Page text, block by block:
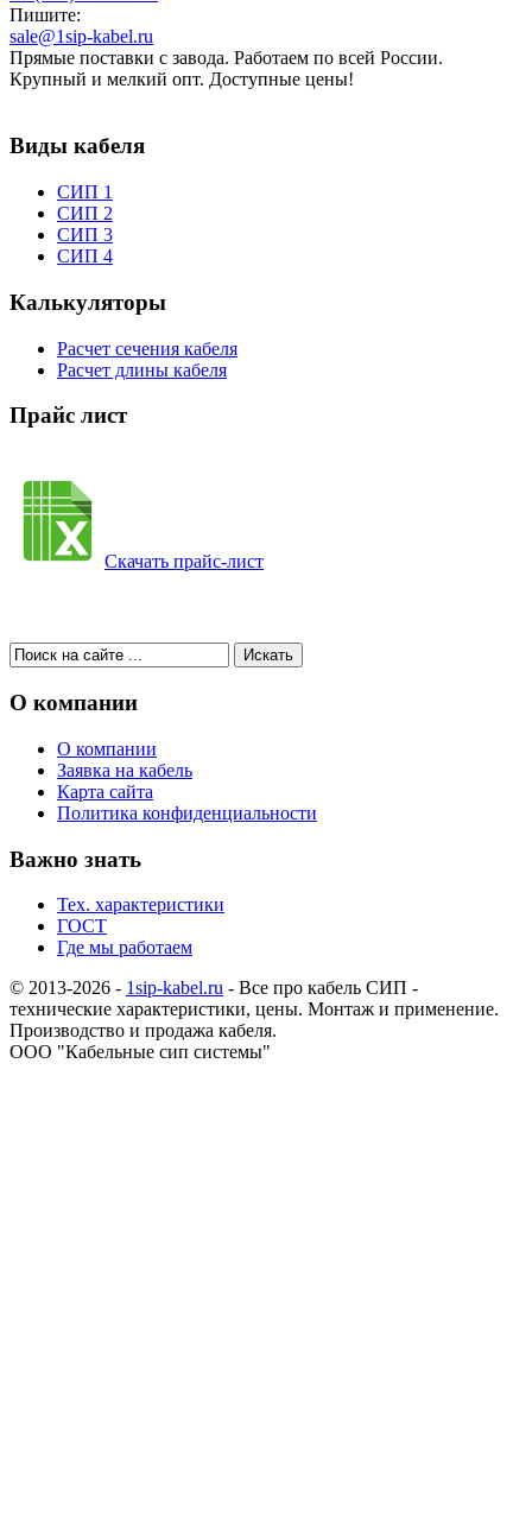
Пишите:
sale@1sip-kabel.ru
Прямые поставки с завода. Работаем по всей России.
Крупный и мелкий опт. Доступные цены!
Виды кабеля
СИП 1
СИП 2
СИП 3
СИП 4
Калькуляторы
Расчет сечения кабеля
Расчет длины кабеля
Прайс лист
Скачать прайс-лист
О компании
О компании
Заявка на кабель
Карта сайта
Политика конфиденциальности
Важно знать
Тех. характеристики
ГОСТ
Где мы работаем
© 2013-2026 - 1sip-kabel.ru - Все про кабель СИП -
технические характеристики, цены. Монтаж и применение.
Производство и продажа кабеля.
ООО "Кабельные сип системы"